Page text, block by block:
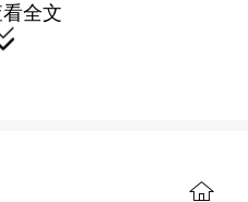
小学输送的周梓萱
目中获得第四名，
全文